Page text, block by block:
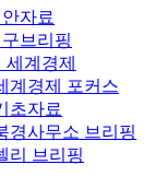
자료
브리핑
세계경제
계경제 포커스
초자료
경사무소 브리핑
리 브리핑